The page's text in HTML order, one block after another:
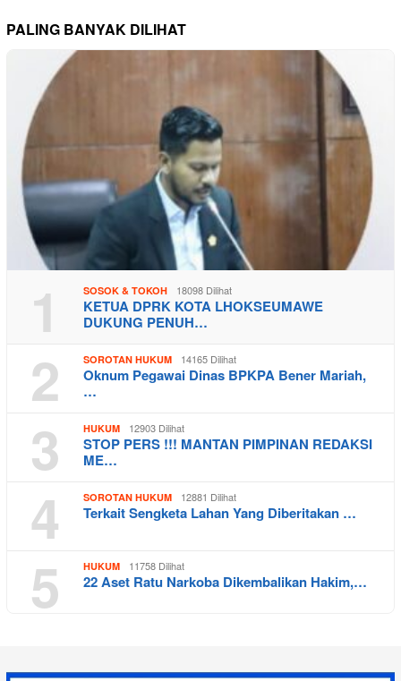
PALING BANYAK DILIHAT
1 SOSOK & TOKOH 18098 Dilihat
KETUA DPRK KOTA LHOKSEUMAWE
DUKUNG PENUH…
2 SOROTAN HUKUM 14165 Dilihat
Oknum Pegawai Dinas BPKPA Bener Mariah,
…
3 HUKUM 12903 Dilihat
STOP PERS !!! MANTAN PIMPINAN REDAKSI
ME…
4 SOROTAN HUKUM 12881 Dilihat
Terkait Sengketa Lahan Yang Diberitakan …
5 HUKUM 11758 Dilihat
22 Aset Ratu Narkoba Dikembalikan Hakim,…